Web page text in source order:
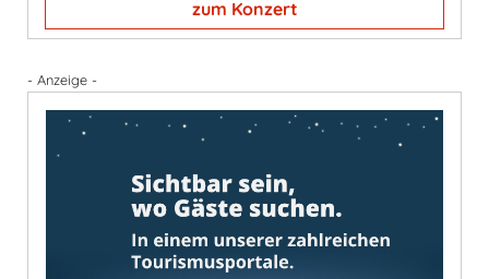
zum Konzert
- Anzeige -